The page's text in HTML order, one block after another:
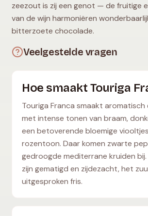
zeezout is zij een genot — de fruitige
van de wijn harmoniëren
bitterzoete chocolade.
Veelgestelde vragen
Hoe smaakt Touriga
Touriga Franca smaakt aromatisch
met intense tonen van braam,
een betoverende bloemige
rozentoon. Daar komen zwarte
gedroogde mediterrane kruiden
zijn gematigd en zijdezacht, het
uitgesproken fris.